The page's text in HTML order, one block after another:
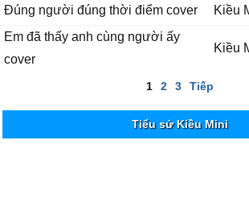
Đúng người đúng thời điểm cover
Kiều
Em đã thấy anh cùng người ấy
cover
Kiều
1 2 3 Tiếp
Tiểu sử Kiều Mini